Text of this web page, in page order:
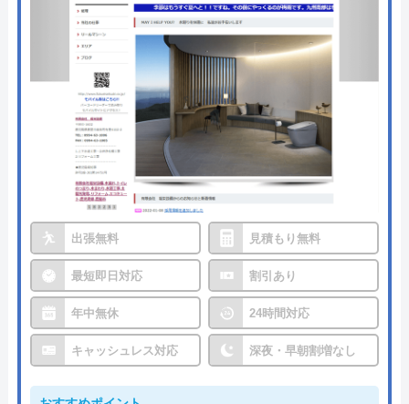
出張無料 見積もり無料
最短即日対応 割引あり
年中無休 24時間対応
キャッシュレス対応 深夜・早朝割増なし